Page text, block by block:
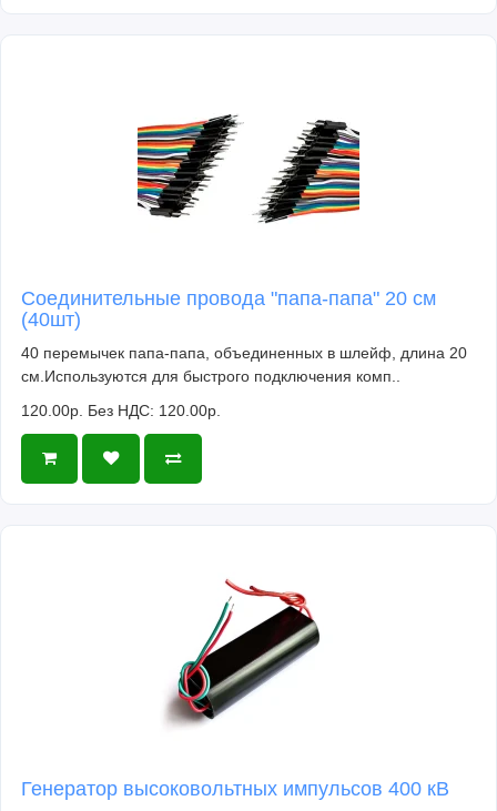
Соединительные провода "папа-папа" 20 см
(40шт)
40 перемычек папа-папа, объединенных в шлейф, длина 20
см.Используются для быстрого подключения комп..
120.00р. Без НДС: 120.00р.
Генератор высоковольтных импульсов 400 кВ